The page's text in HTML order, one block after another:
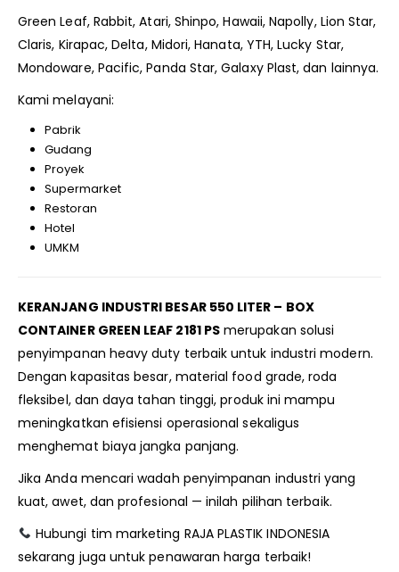
Green Leaf, Rabbit, Atari, Shinpo, Hawaii, Napolly, Lion Star,
Claris, Kirapac, Delta, Midori, Hanata, YTH, Lucky Star,
Mondoware, Pacific, Panda Star, Galaxy Plast, dan lainnya.
Kami melayani:
Pabrik
Gudang
Proyek
Supermarket
Restoran
Hotel
UMKM
KERANJANG INDUSTRI BESAR 550 LITER – BOX
CONTAINER GREEN LEAF 2181 PSmerupakan solusi
penyimpanan heavy duty terbaik untuk industri modern.
Dengan kapasitas besar, material food grade, roda
fleksibel, dan daya tahan tinggi, produk ini mampu
meningkatkan efisiensi operasional sekaligus
menghemat biaya jangka panjang.
Jika Anda mencari wadah penyimpanan industri yang
kuat, awet, dan profesional — inilah pilihan terbaik.
Hubungi tim marketing RAJA PLASTIK INDONESIA
sekarang juga untuk penawaran harga terbaik!